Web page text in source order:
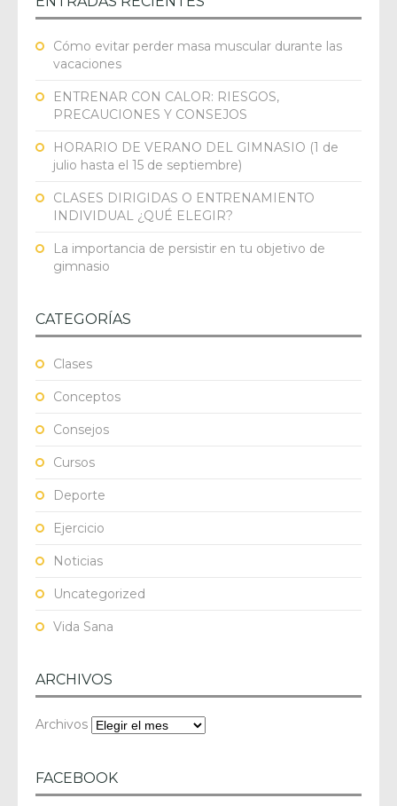
Cómo evitar perder masa muscular durante las
vacaciones
ENTRENAR CON CALOR: RIESGOS,
PRECAUCIONES Y CONSEJOS
HORARIO DE VERANO DEL GIMNASIO (1 de
julio hasta el 15 de septiembre)
CLASES DIRIGIDAS O ENTRENAMIENTO
INDIVIDUAL ¿QUÉ ELEGIR?
La importancia de persistir en tu objetivo de
gimnasio
CATEGORÍAS
Clases
Conceptos
Consejos
Cursos
Deporte
Ejercicio
Noticias
Uncategorized
Vida Sana
ARCHIVOS
Archivos
FACEBOOK